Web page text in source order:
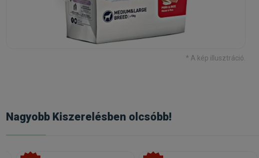
* A kép illusztráció.
Nagyobb Kiszerelésben olcsóbb!